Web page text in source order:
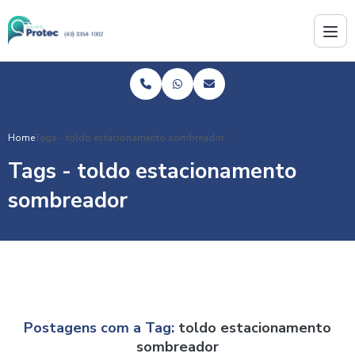
HomeTags - toldo estacionamento sombreador
Tags - toldo estacionamento
sombreador
Postagens com a Tag: toldo estacionamento
sombreador